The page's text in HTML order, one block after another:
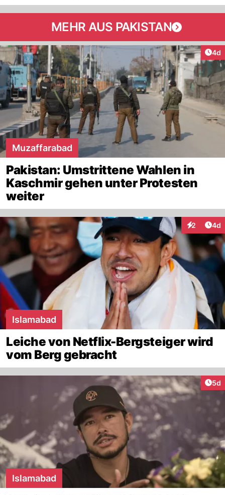
MEHR AUS PAKISTAN
4d
Muzaffarabad
Pakistan: Umstrittene Wahlen in
Kaschmir gehen unter Protesten
weiter
2 4d
Islamabad
Leiche von Netflix-Bergsteiger wird
vom Berg gebracht
5d
Islamabad